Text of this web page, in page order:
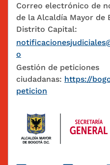
Correo electrónico de
de la Alcaldía Mayor de
Distrito Capital:
o
Gestión de peticiones
ciudadanas: https://
peticion